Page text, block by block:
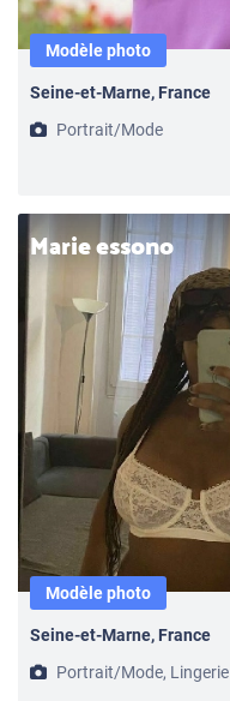
Modèle photo
Seine-et-Marne, France
Portrait/Mode
Marie essono
Modèle photo
Seine-et-Marne, France
Portrait/Mode, Lingerie